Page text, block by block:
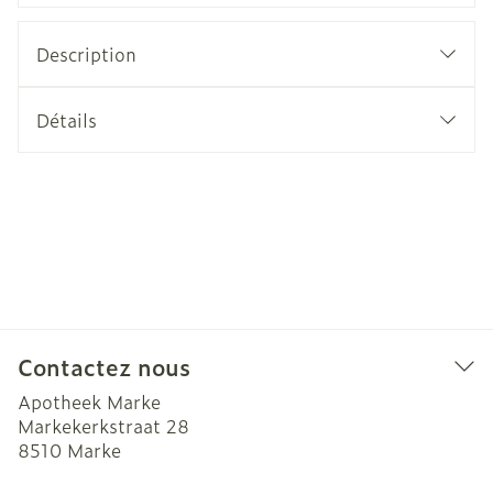
Description
Détails
Contactez nous
Apotheek Marke
Markekerkstraat 28
8510 Marke